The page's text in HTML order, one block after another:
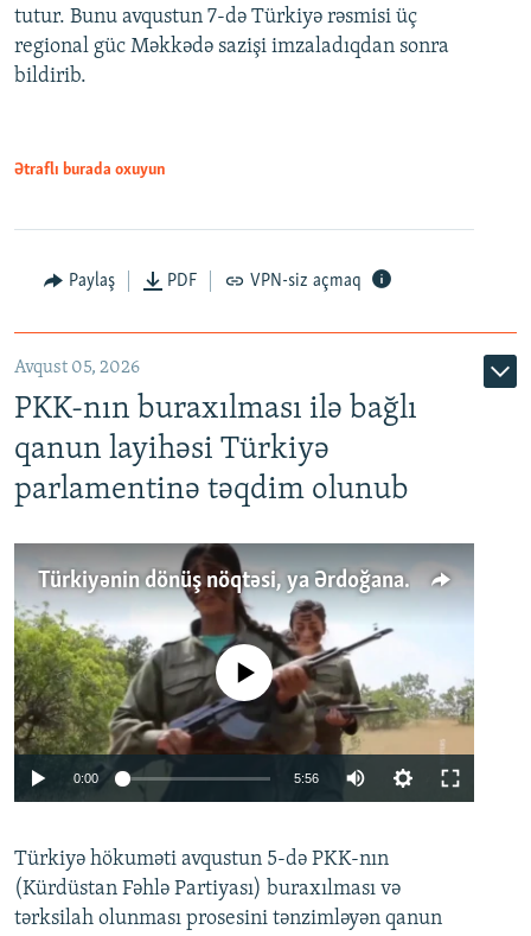
tutur. Bunu avqustun 7-də Türkiyə rəsmisi üç
regional güc Məkkədə sazişi imzaladıqdan sonra
bildirib.
Ətraflı burada oxuyun
Paylaş PDF VPN-siz açmaq
Avqust 05, 2026
PKK-nın buraxılması ilə bağlı
qanun layihəsi Türkiyə
parlamentinə təqdim olunub
Türkiyənin dönüş nöqtəsi, ya Ərdoğana üçüncü şans: PKK ilə qəfil barışıq nə deməkdir?
Auto 240p 360p 480p
No media source currently available
0:00 5:56
360p
480p
Türkiyə hökuməti avqustun 5-də PKK-nın
(Kürdüstan Fəhlə Partiyası) buraxılması və
tərksilah olunması prosesini tənzimləyən qanun